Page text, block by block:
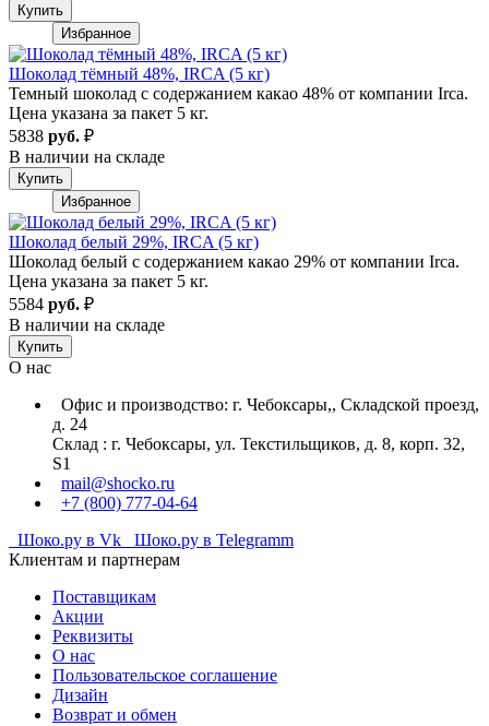
Купить
Избранное
Шоколад тёмный 48%, IRCA (5 кг)
Темный шоколад с содержанием какао 48% от компании Irca.
Цена указана за пакет 5 кг.
5838 руб. ₽
В наличии на складе
Купить
Избранное
Шоколад белый 29%, IRCA (5 кг)
Шоколад белый с содержанием какао 29% от компании Irca.
Цена указана за пакет 5 кг.
5584 руб. ₽
В наличии на складе
Купить
О нас
Офис и производство: г. Чебоксары,, Складской проезд,
д. 24
Склад : г. Чебоксары, ул. Текстильщиков, д. 8, корп. 32,
S1
mail@shocko.ru
+7 (800) 777-04-64
Шоко.ру в Vk
Шоко.ру в Telegramm
Клиентам и партнерам
Поставщикам
Акции
Реквизиты
О нас
Пользовательское соглашение
Дизайн
Возврат и обмен